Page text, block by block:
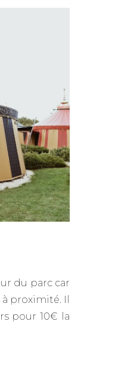
du parc car
proximité. Il
pour 10€ la